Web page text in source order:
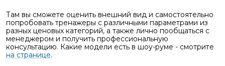
Там вы сможете оценить внешний вид и самостоятельно
попробовать тренажеры с различными параметрами из
разных ценовых категорий, а также лично пообщаться с
менеджером и получить профессиональную
консультацию. Какие модели есть в шоу-руме - смотрите
на странице.